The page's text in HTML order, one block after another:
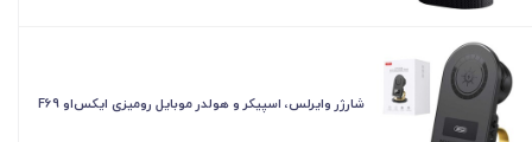
شارژر وایرلس، اسپیکر و هولدر موبایل رومیزی ایکس‌او F69